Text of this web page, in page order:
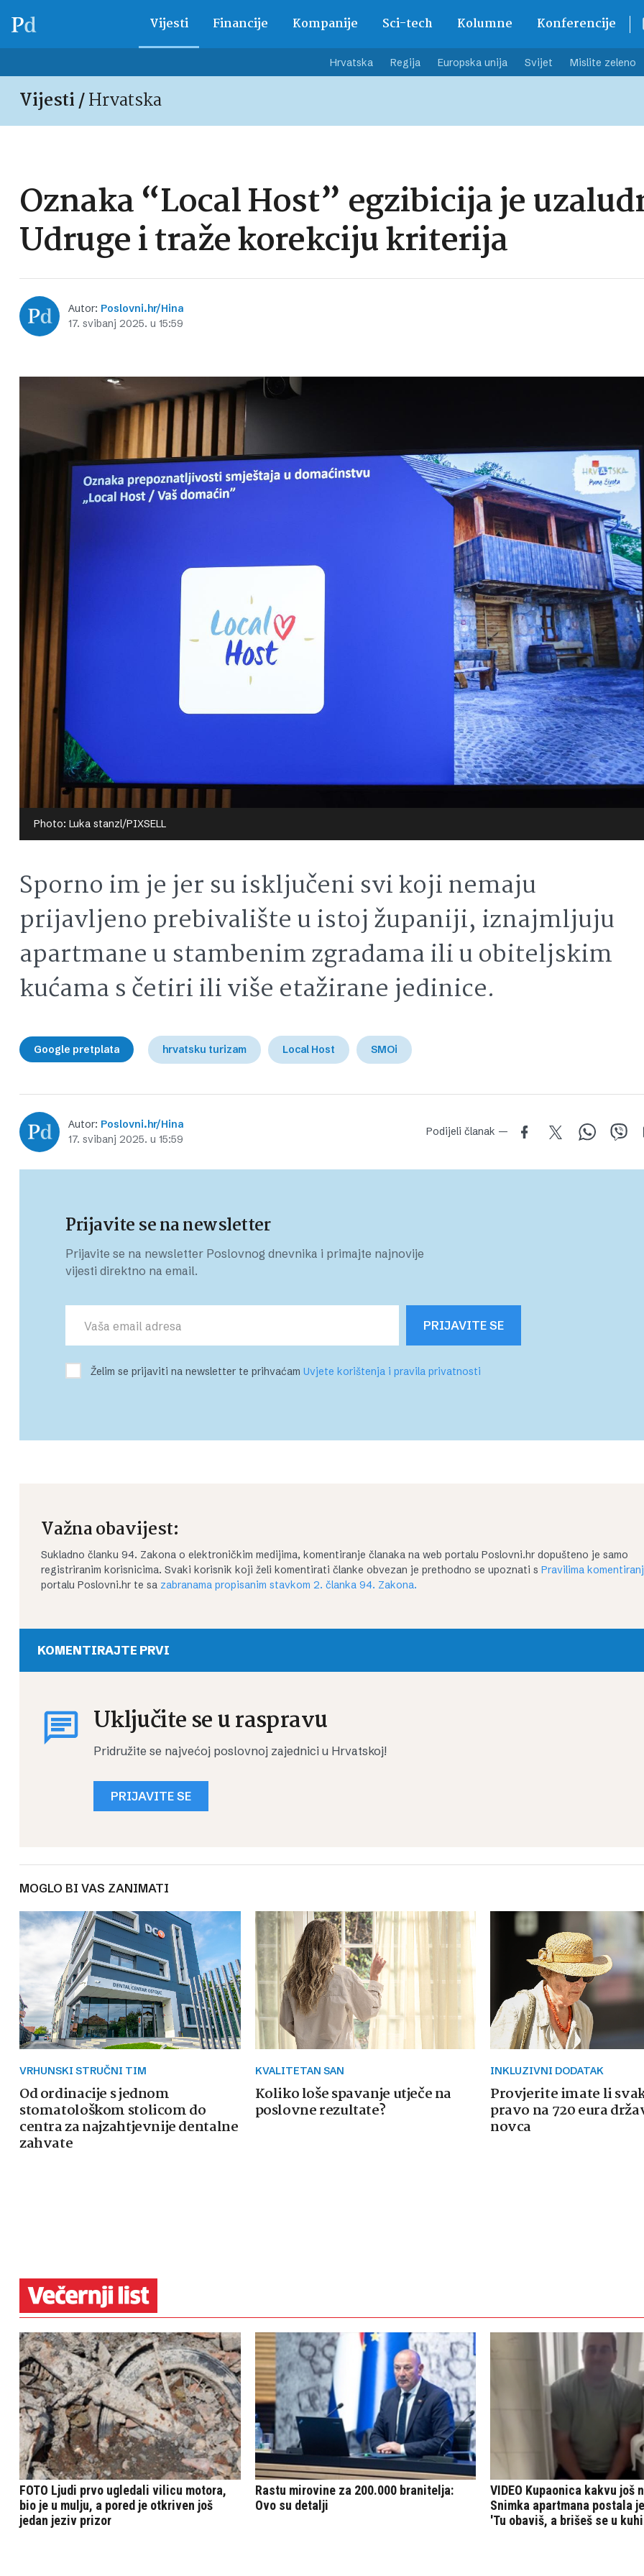
Vijesti Financije Kompanije Sci-tech Kolumne Konferencije
Hrvatska Regija Europska unija Svijet Mislite zeleno
Vijesti /Hrvatska
Oznaka “Local Host” egzibicija je
Udruge i traže korekciju kriterija
Autor: Poslovni.hr/Hina
17. svibanj 2025. u 15:59
Photo: Luka stanzl/PIXSELL
Sporno im je jer su isključeni svi koji nemaju
prijavljeno prebivalište u istoj županiji, iznajmljuju
apartmane u stambenim zgradama ili u obiteljskim
kućama s četiri ili više etažirane jedinice.
Google pretplata hrvatsku turizam Local Host SMOi
Autor: Poslovni.hr/Hina
17. svibanj 2025. u 15:59
Podijeli članak —
Prijavite se na newsletter
Prijavite se na newsletter Poslovnog dnevnika i primajte najnovije
vijesti direktno na email.
PRIJAVITE SE
Želim se prijaviti na newsletter te prihvaćam Uvjete korištenja i pravila privatnosti
Važna obavijest:
Sukladno članku 94. Zakona o elektroničkim medijima, komentiranje članaka na web portalu Poslovni.hr dopušteno je samo
registriranim korisnicima. Svaki korisnik koji želi komentirati članke obvezan je prethodno se upoznati s Pravilima
portalu Poslovni.hr te sa zabranama propisanim stavkom 2. članka 94. Zakona.
KOMENTIRAJTE PRVI
Uključite se u raspravu
Pridružite se najvećoj poslovnoj zajednici u Hrvatskoj!
PRIJAVITE SE
MOGLO BI VAS ZANIMATI
VRHUNSKI STRUČNI TIM
Od ordinacije s jednom
stomatološkom stolicom do
centra za najzahtjevnije dentalne
zahvate
KVALITETAN SAN
Koliko loše spavanje utječe na
poslovne rezultate?
INKLUZIVNI DODATAK
Provjerite imate li
pravo na 720 eura
novca